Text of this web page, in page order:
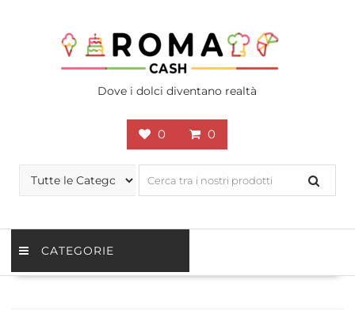
Dove i dolci diventano realtà
0 0
CATEGORIE